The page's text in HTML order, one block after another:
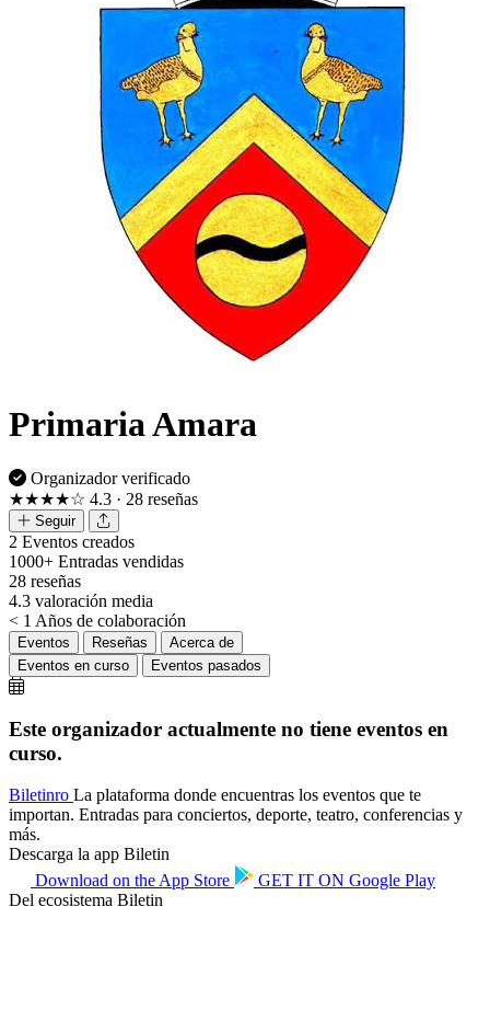
Primaria Amara
Organizador verificado
★★★★☆ 4.3 · 28 reseñas
Seguir
2 Eventos creados
1000+ Entradas vendidas
28 reseñas
4.3 valoración media
< 1 Años de colaboración
Eventos Reseñas
Acerca de
Eventos en curso
Eventos pasados
Este organizador actualmente no tiene eventos en
curso.
Biletinro La plataforma donde encuentras los eventos que te
importan. Entradas para conciertos, deporte, teatro, conferencias y
más.
Descarga la app Biletin
Download on the App Store GET IT ON Google Play
Del ecosistema Biletin